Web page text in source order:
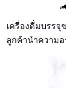
เ
เครื่องดื่มบรรจุ
ลูกค้านำความ